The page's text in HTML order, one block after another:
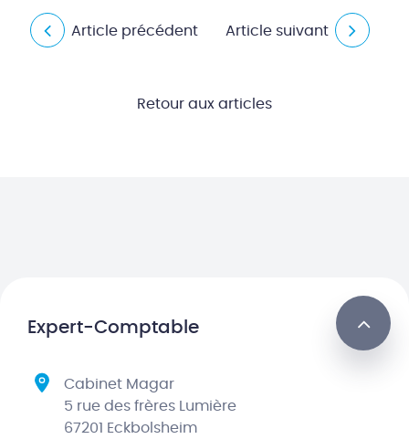
Article précédent Article suivant
Retour aux articles
Expert-Comptable
Cabinet Magar
5 rue des frères Lumière
67201 Eckbolsheim